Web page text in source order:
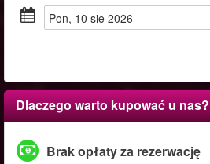
pon, 10 sie 2026
Dlaczego warto kupować u nas?
Brak opłaty za rezerwację